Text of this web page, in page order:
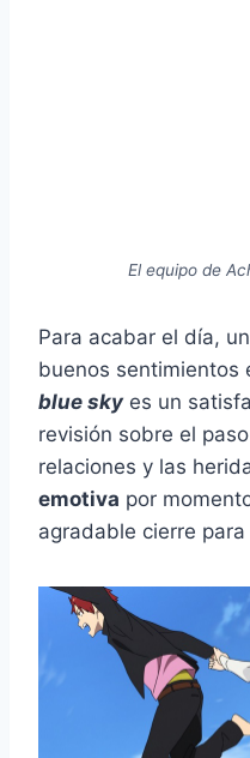
El equipo de
Para acabar el día,
buenos sentimientos
blue sky es un
revisión sobre el
relaciones y las
emotiva por
agradable cierre